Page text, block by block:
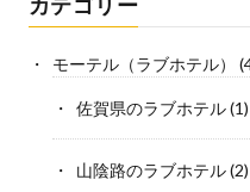
モーテル（ラブホテル）
佐賀県のラブホテル(1)
山陰路のラブホテル(2)